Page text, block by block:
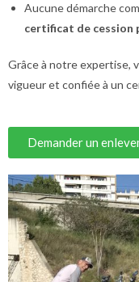
Aucune démarche
certificat de cession
Grâce à notre expertise,
vigueur et confiée à un
Demander un